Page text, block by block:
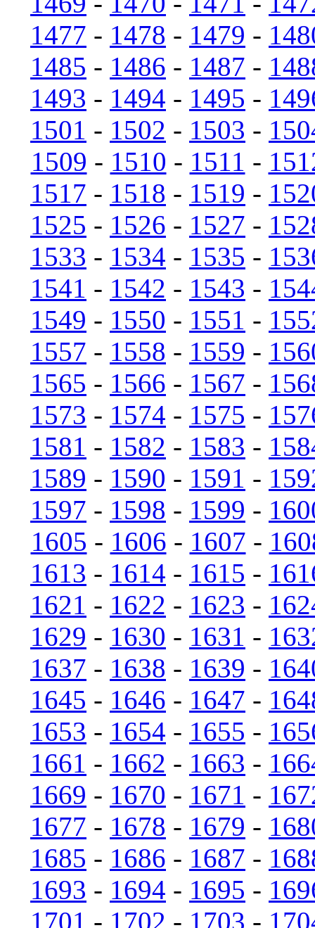
1477 - 1478 - 1479 -
1485 - 1486 - 1487 -
1493 - 1494 - 1495 -
1501 - 1502 - 1503 -
1509 - 1510 - 1511 -
1517 - 1518 - 1519 -
1525 - 1526 - 1527 -
1533 - 1534 - 1535 -
1541 - 1542 - 1543 -
1549 - 1550 - 1551 -
1557 - 1558 - 1559 -
1565 - 1566 - 1567 -
1573 - 1574 - 1575 -
1581 - 1582 - 1583 -
1589 - 1590 - 1591 -
1597 - 1598 - 1599 -
1605 - 1606 - 1607 -
1613 - 1614 - 1615 -
1621 - 1622 - 1623 -
1629 - 1630 - 1631 -
1637 - 1638 - 1639 -
1645 - 1646 - 1647 -
1653 - 1654 - 1655 -
1661 - 1662 - 1663 -
1669 - 1670 - 1671 -
1677 - 1678 - 1679 -
1685 - 1686 - 1687 -
1693 - 1694 - 1695 -
1701 - 1702 - 1703 -